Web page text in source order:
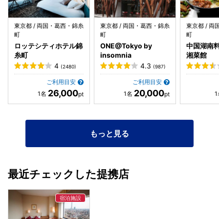
東京都 / 両国・葛西・錦糸
町
ロッテシティホテル錦
糸町
4 (2480)
ご利用目安
26,000
東京都 / 両国・葛西・錦糸
町
ONE@Tokyo by
insomnia
4.3 (987)
ご利用目安
20,000
東京都 / 両
町
中国湖南
湘菜館
もっと見る
最近チェックした提携店